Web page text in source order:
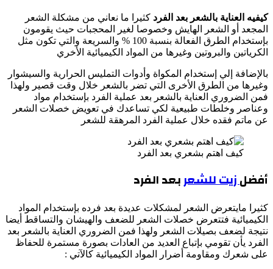
كيفيه العناية بالشعر بعد الفرد كثيرا ما نعاني من مشكلة الشعر
المجعد أو الشعر الهايش وخصوصا لغير المحجبات حيث يقومون
بإستخدام الطرق الفعالة بنسبة 100 % والسريعة والتي تكون مثل
الكرياتين والبروتين وغيرها من المواد الكيميائية الأخري
بالإضافة إلي إستخدام المكواة وأدوات التمليس الحرارية والسيشوار
وغيرها من الطرق الأخرى التي تضر بالشعر خلال وقت قصير ولهذا
فمن الضروري العناية بالشعر بعد عملية الفرد بإستخدام مواد
وعناصر وخلطات طبيعية لكي تساعدك في تعويض خصلات الشعر
عن ماتم فقده خلال عملية الفرد المرهقة للشعر
كيف اهتم بشعري بعد الفرد
أفضلزيت للشعربعد الفرد
كثيرا مايتعرض الشعر لمشكلات عديدة بعد فرده بإستخدام المواد
الكيميائية فتتعرض خصلات الشعر للضعف والهيشان والتساقط أيضا
نتيجة لضعف بصيلات الشعر ولهذا فمن الضروري العناية بالشعر بعد
الفرد يأن تقومي بإتباع العديد من العادات بصورة مستمرة للحفاظ
على شعرك ومقاومة أضرار المواد الكيميائية كالآتي :